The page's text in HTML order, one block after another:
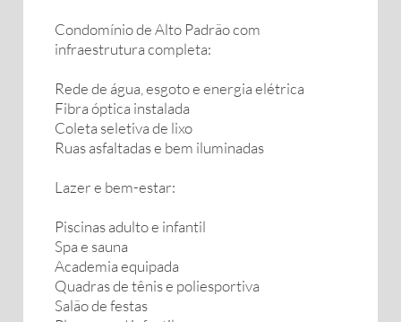
Condomínio de Alto Padrão com
infraestrutura completa:
Rede de água, esgoto e energia elétrica
Fibra óptica instalada
Coleta seletiva de lixo
Ruas asfaltadas e bem iluminadas
Lazer e bem-estar:
Piscinas adulto e infantil
Spa e sauna
Academia equipada
Quadras de tênis e poliesportiva
Salão de festas